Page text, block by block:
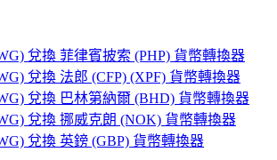
兌換 菲律賓披索 (PHP) 貨幣轉換器
兌換 法郎 (CFP) (XPF) 貨幣轉換器
兌換 巴林第納爾 (BHD) 貨幣轉換器
兌換 挪威克朗 (NOK) 貨幣轉換器
兌換 英鎊 (GBP) 貨幣轉換器